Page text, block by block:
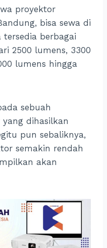
proyektor
bisa sewa di
tersedia berbagai
2500 lumens, 3300
lumens hingga
sebuah
dihasilkan
pun sebaliknya,
semakin rendah
akan